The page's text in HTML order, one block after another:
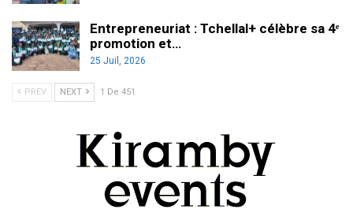
Entrepreneuriat : Tchellal+ célèbre sa 4ᵉ
promotion et…
25 Juil, 2026
PREV NEXT 1 De 451